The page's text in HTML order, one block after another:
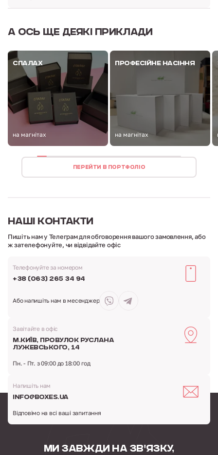
А ОСЬ ЩЕ ДЕЯКІ ПРИКЛАДИ
СПАЛАХ
на магнітах
ПРОФЕСІЙНЕ НАСІННЯ
на магнітах
ПЕРЕЙТИ В ПОРТФОЛІО
НАШІ КОНТАКТИ
Пишіть нам у Телеграм для обговорення вашого замовлення,або
ж зателефонуйте, чи відвідайте офіс
Телефонуйте за номером
+38 (063) 265 34 94
Або напишіть нам в месенджер
Завітайте в офіс
м.Київ,провулок Руслана
Лужевського, 14
Пн. - Пт. з 09:00 до 18:00 год
Напишіть нам
info@boxes.ua
Відповімо на всі ваші запитання
МИ ЗАВЖДИ НА ЗВ'ЯЗКУ,